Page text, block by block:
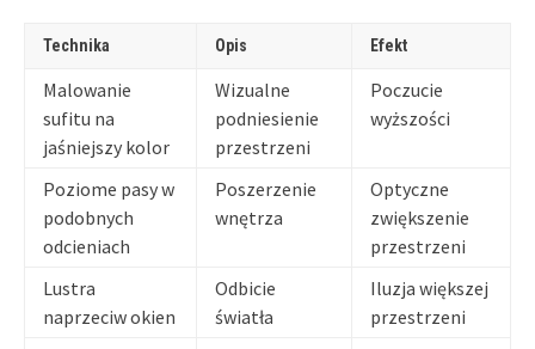
Technika Opis Efekt
Malowanie
sufitu na
jaśniejszy kolor
Wizualne
podniesienie
przestrzeni
Poczucie
wyższości
Poziome pasy w
podobnych
odcieniach
Poszerzenie
wnętrza
Optyczne
zwiększenie
przestrzeni
Lustra
naprzeciw okien
Odbicie
światła
Iluzja większej
przestrzeni